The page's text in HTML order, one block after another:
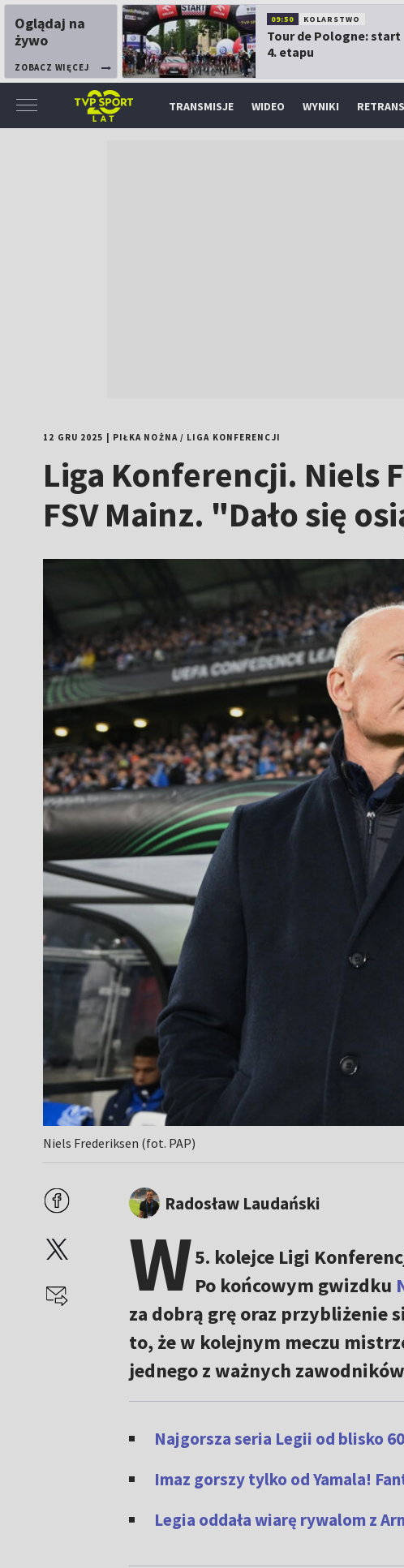
Oglądaj na
żywo
ZOBACZ WIĘCEJ
09:50 KOLARSTWO
Tour de Pologne: start
4. etapu
TRANSMISJE WIDEO WYNIKI
12 GRU 2025 PIŁKA NOŻNA/ LIGA KONFERENCJI
Liga Konferencji. Niels
FSV Mainz. "Dało się
Niels Frederiksen (fot. PAP)
Radosław Laudański
W5. kolejce Ligi
Po końcowym gwizdku
za dobrą grę oraz przybliżenie
to, że w kolejnym meczu
jednego z ważnych
Najgorsza seria Legii od blisko
Imaz gorszy tylko od Yamala!
Legia oddała wiarę rywalom z